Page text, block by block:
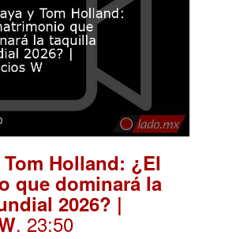
Holland: ¿El
que dominará la
2026? |
. 23:50